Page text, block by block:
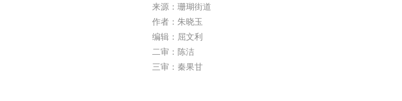
来源：珊瑚街道
作者：朱晓玉
编辑：屈文利
二审：陈洁
三审：秦果甘